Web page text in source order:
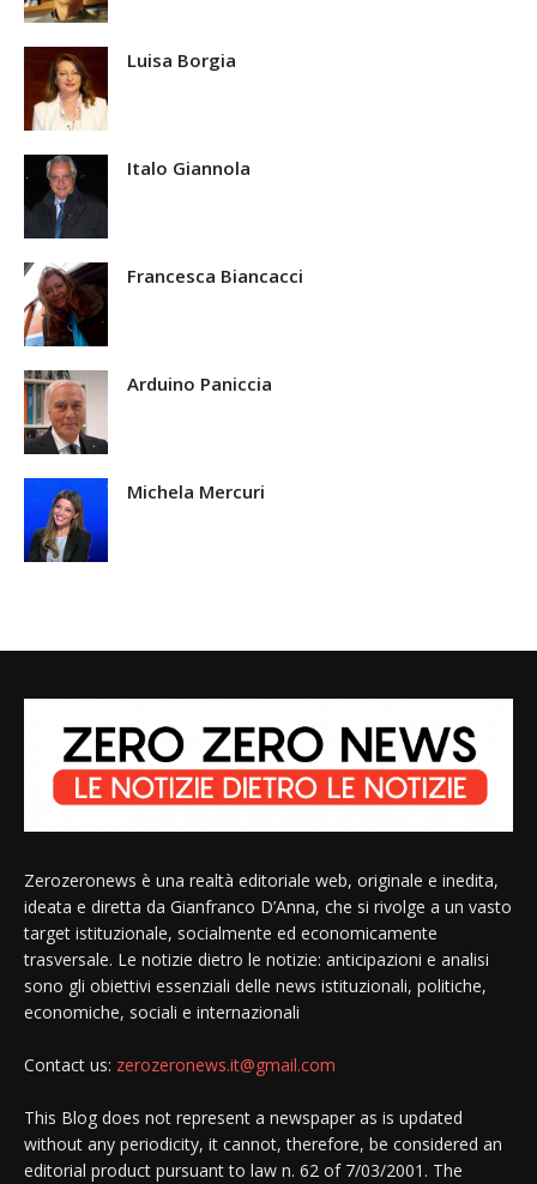
Luisa Borgia
Italo Giannola
Francesca Biancacci
Arduino Paniccia
Michela Mercuri
Zerozeronews è una realtà editoriale web, originale e inedita,
ideata e diretta da Gianfranco D’Anna, che si rivolge a un vasto
target istituzionale, socialmente ed economicamente
trasversale. Le notizie dietro le notizie: anticipazioni e analisi
sono gli obiettivi essenziali delle news istituzionali, politiche,
economiche, sociali e internazionali
Contact us: zerozeronews.it@gmail.com
This Blog does not represent a newspaper as is updated
without any periodicity, it cannot, therefore, be considered an
editorial product pursuant to law n. 62 of 7/03/2001. The